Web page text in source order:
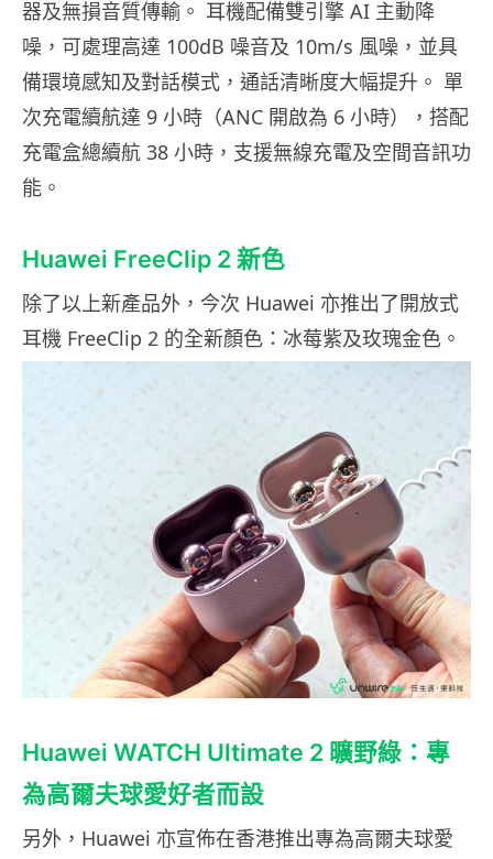
器及無損音質傳輸。 耳機配備雙引擎 AI 主動降
噪，可處理高達 100dB 噪音及 10m/s 風噪，並具
備環境感知及對話模式，通話清晰度大幅提升。 單
次充電續航達 9 小時（ANC 開啟為 6 小時），搭配
充電盒總續航 38 小時，支援無線充電及空間音訊功
能。
Huawei FreeClip 2 新色
除了以上新產品外，今次 Huawei 亦推出了開放式
耳機 FreeClip 2 的全新顏色：冰莓紫及玫瑰金色。
Huawei WATCH Ultimate 2 曠野綠：專
為高爾夫球愛好者而設
另外，Huawei 亦宣佈在香港推出專為高爾夫球愛